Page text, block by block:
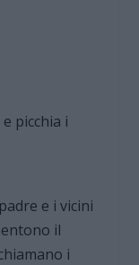
e i vicini
il
i